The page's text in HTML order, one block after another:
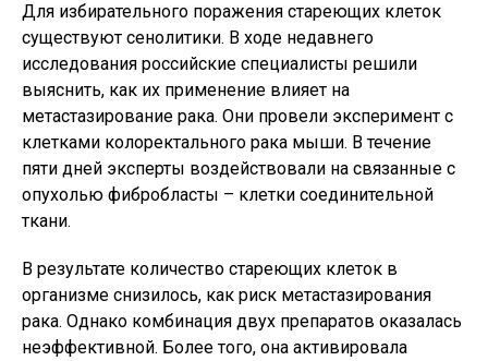
Для избирательного поражения стареющих клеток
существуют сенолитики. В ходе недавнего
исследования российские специалисты решили
выяснить, как их применение влияет на
метастазирование рака. Они провели эксперимент с
клетками колоректального рака мыши. В течение
пяти дней эксперты воздействовали на связанные с
опухолью фибробласты – клетки соединительной
ткани.
В результате количество стареющих клеток в
организме снизилось, как риск метастазирования
рака. Однако комбинация двух препаратов оказалась
неэффективной. Более того, она активировала